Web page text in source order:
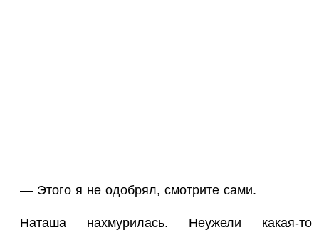
— Этого я не одобрял, смотрите сами.
Наташа нахмурилась. Неужели какая-то